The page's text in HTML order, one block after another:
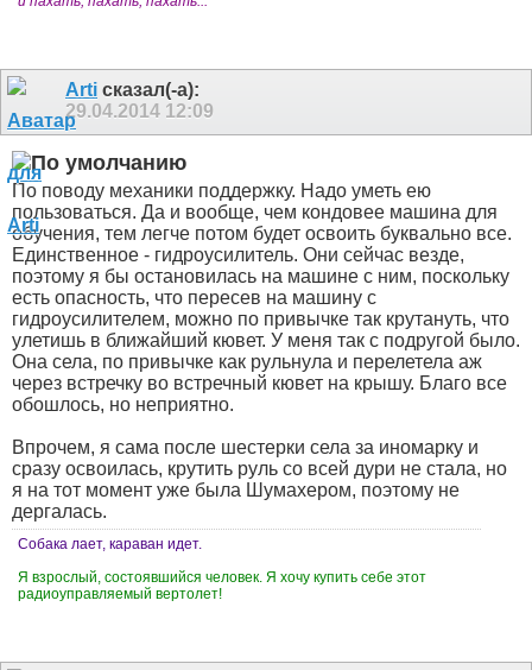
Arti сказал(-а):
29.04.2014 12:09
По поводу механики поддержку. Надо уметь ею
пользоваться. Да и вообще, чем кондовее машина для
обучения, тем легче потом будет освоить буквально все.
Единственное - гидроусилитель. Они сейчас везде,
поэтому я бы остановилась на машине с ним, поскольку
есть опасность, что пересев на машину с
гидроусилителем, можно по привычке так крутануть, что
улетишь в ближайший кювет. У меня так с подругой было.
Она села, по привычке как рульнула и перелетела аж
через встречку во встречный кювет на крышу. Благо все
обошлось, но неприятно.
Впрочем, я сама после шестерки села за иномарку и
сразу освоилась, крутить руль со всей дури не стала, но
я на тот момент уже была Шумахером, поэтому не
дергалась.
Собака лает, караван идет.
Я взрослый, состоявшийся человек. Я хочу купить себе этот
радиоуправляемый вертолет!